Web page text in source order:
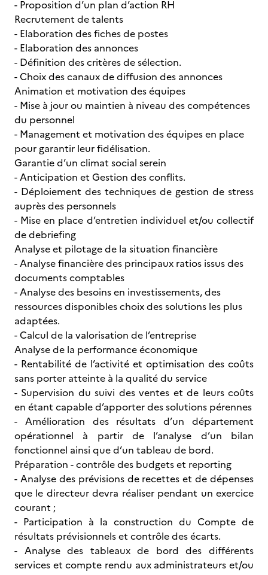
- Proposition d’un plan d’action RH
Recrutement de talents
- Elaboration des fiches de postes
- Elaboration des annonces
- Définition des critères de sélection.
- Choix des canaux de diffusion des annonces
Animation et motivation des équipes
- Mise à jour ou maintien à niveau des compétences
du personnel
- Management et motivation des équipes en place
pour garantir leur fidélisation.
Garantie d’un climat social serein
- Anticipation et Gestion des conflits.
- Déploiement des techniques de gestion de stress
auprès des personnels
- Mise en place d’entretien individuel et/ou collectif
de debriefing
Analyse et pilotage de la situation financière
- Analyse financière des principaux ratios issus des
documents comptables
- Analyse des besoins en investissements, des
ressources disponibles choix des solutions les plus
adaptées.
- Calcul de la valorisation de l’entreprise
Analyse de la performance économique
- Rentabilité de l’activité et optimisation des coûts
sans porter atteinte à la qualité du service
- Supervision du suivi des ventes et de leurs coûts
en étant capable d’apporter des solutions pérennes
- Amélioration des résultats d’un département
opérationnel à partir de l’analyse d’un bilan
fonctionnel ainsi que d’un tableau de bord.
Préparation - contrôle des budgets et reporting
- Analyse des prévisions de recettes et de dépenses
que le directeur devra réaliser pendant un exercice
courant ;
- Participation à la construction du Compte de
résultats prévisionnels et contrôle des écarts.
- Analyse des tableaux de bord des différents
services et compte rendu aux administrateurs et/ou